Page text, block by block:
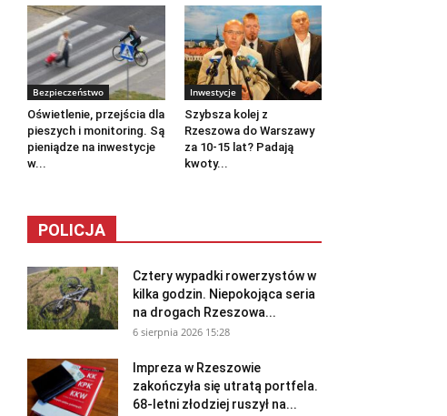
Bezpieczeństwo
Oświetlenie, przejścia dla
pieszych i monitoring. Są
pieniądze na inwestycje
w...
Inwestycje
Szybsza kolej z
Rzeszowa do Warszawy
za 10-15 lat? Padają
kwoty...
POLICJA
Cztery wypadki rowerzystów w
kilka godzin. Niepokojąca seria
na drogach Rzeszowa...
6 sierpnia 2026 15:28
Impreza w Rzeszowie
zakończyła się utratą portfela.
68-letni złodziej ruszył na...